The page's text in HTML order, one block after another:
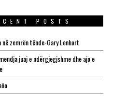
POSTS
në zemrën tënde-Gary Lenhart
juaj e ndërgjegjshme dhe ajo e